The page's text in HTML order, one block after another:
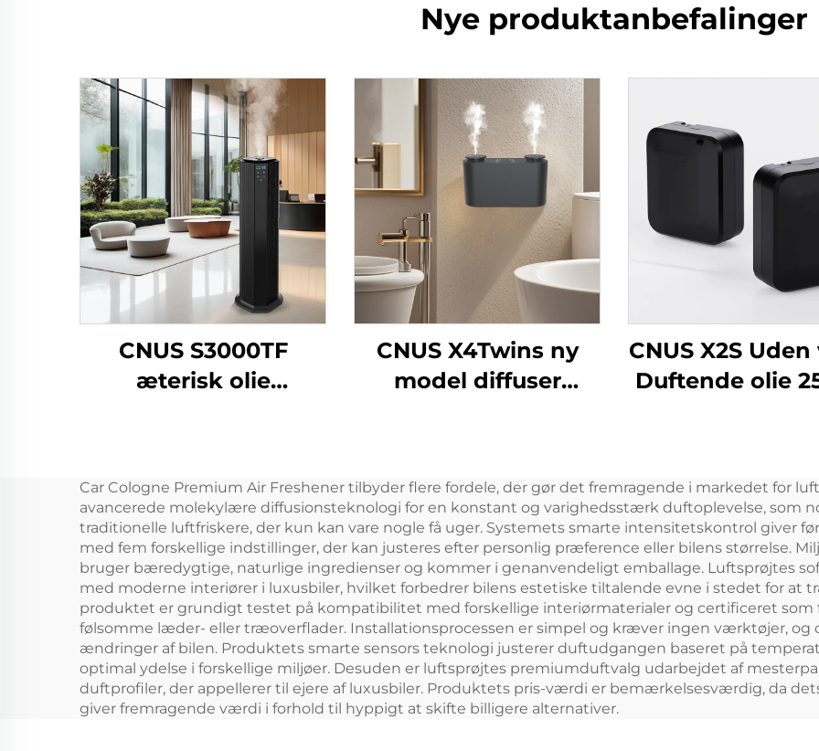
Nye produktanbefalinger
CNUS S3000TF
æterisk olie
Duftdiffusermaskinesystem
CNUS X4Twins ny
model diffuser
CNUS X2S
Duftende olie
Aroma
Car Cologne Premium Air Freshener tilbyder flere fordele, der gør det fremragende i markedet for
avancerede molekylære diffusionsteknologi for en konstant og varighedsstærk duftoplevelse, som
traditionelle luftfriskere, der kun kan vare nogle få uger. Systemets smarte intensitetskontrol giver
med fem forskellige indstillinger, der kan justeres efter personlig præference eller bilens størrelse.
bruger bæredygtige, naturlige ingredienser og kommer i genanvendeligt emballage. Luftsprøjtes
med moderne interiører i luxusbiler, hvilket forbedrer bilens estetiske tiltalende evne i stedet for at
produktet er grundigt testet på kompatibilitet med forskellige interiørmaterialer og certificeret som
følsomme læder- eller træoverflader. Installationsprocessen er simpel og kræver ingen værktøjer, og
ændringer af bilen. Produktets smarte sensors teknologi justerer duftudgangen baseret på
optimal ydelse i forskellige miljøer. Desuden er luftsprøjtes premiumduftvalg udarbejdet af
duftprofiler, der appellerer til ejere af luxusbiler. Produktets pris-værdi er bemærkelsesværdig, da
giver fremragende værdi i forhold til hyppigt at skifte billigere alternativer.